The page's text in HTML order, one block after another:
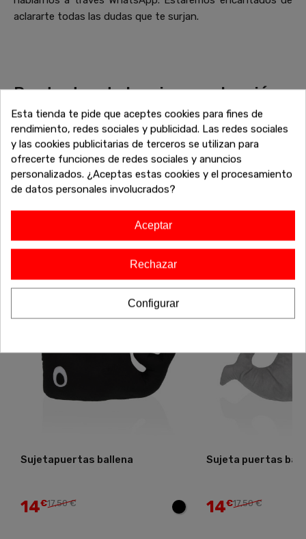
aclararte todas las dudas que te surjan.
Productos de la misma colección
que Sujeta puertas perro Lulú
Descubre más piezas que combinan perfectamente con tu
elección. Explora la colección completa de sofás, mesas,
armarios y otros muebles diseñados para complementar tu
hogar con un estilo cohesivo y elegante. Encuentra el
equilibrio perfecto entre estética y funcionalidad, y dale un
toque único a tu espacio. ¡Haz que tu casa refleje tu estilo
con la colección completa!
Sujetapuertas ballena
14€17,50 €
-20%
Sujeta puertas
14€17,50 €
-20%
Esta tienda te pide que aceptes cookies para fines de
rendimiento, redes sociales y publicidad. Las redes sociales
y las cookies publicitarias de terceros se utilizan para
ofrecerte funciones de redes sociales y anuncios
personalizados. ¿Aceptas estas cookies y el procesamiento
de datos personales involucrados?
Aceptar
Rechazar
Configurar